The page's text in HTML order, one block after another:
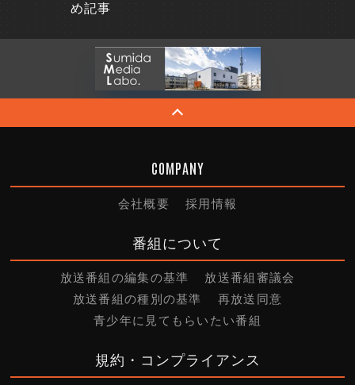
め記事
COMPANY
会社概要 採用情報
番組について
放送番組の編集の基準
放送番組審議会
放送番組の種別の基準
再放送同意
青少年に見てもらいたい番組
規約・コンプライアンス